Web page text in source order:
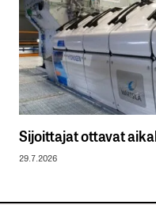
Sijoittajat ottavat
29.7.2026